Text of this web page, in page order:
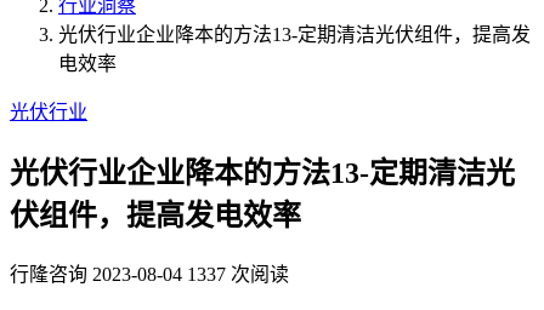
行业洞察
光伏行业企业降本的方法13-定期清洁光伏组件，提高发
电效率
光伏行业
光伏行业企业降本的方法13-定期清洁光
伏组件，提高发电效率
行隆咨询 2023-08-04 1337 次阅读